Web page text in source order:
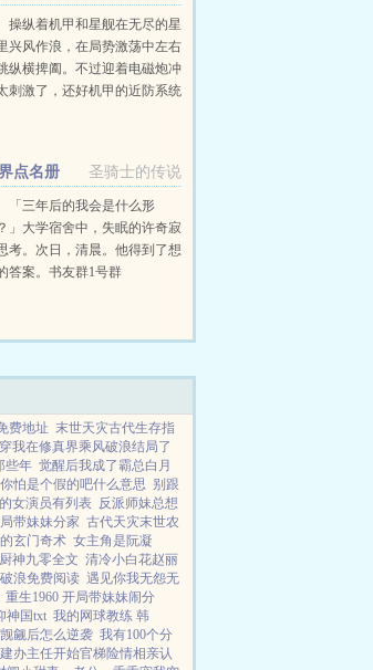
操纵着机甲和星舰在无尽的星
兴风作浪，在局势激荡中左右
纵横捭阖。不过迎着电磁炮冲
刺激了，还好机甲的近防系统
星空里航行是很考验技术...
圣骑士的传说
点名册
「三年后的我会是什么形
」大学宿舍中，失眠的许奇寂
考。次日，清晨。他得到了想
答案。书友群1号群
费地址 末世天灾古代生存指
我在修真界乘风破浪结局了
些年 觉醒后我成了霸总白月
你怕是个假的吧什么意思 别跟
女演员有列表 反派师妹总想
带妹妹分家 古代天灾末世农
玄门奇术 女主角是阮凝
神九零全文 清冷小白花赵丽
浪免费阅读 遇见你我无怨无
重生1960 开局带妹妹闹分
神国txt 我的网球教练 韩
觎后怎么逆袭 我有100个分
办主任开始官梯险情相亲认